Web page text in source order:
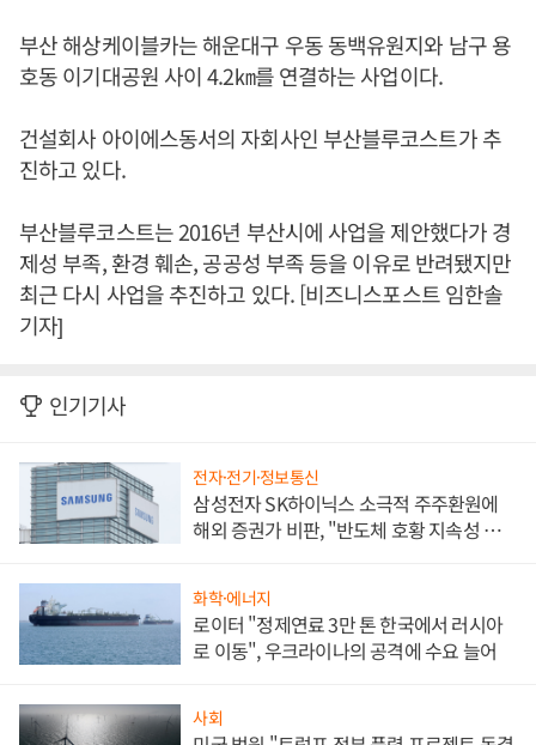
부산 해상케이블카는 해운대구 우동 동백유원지와 남구 용
호동 이기대공원 사이 4.2㎞를 연결하는 사업이다.
건설회사 아이에스동서의 자회사인 부산블루코스트가 추
진하고 있다.
부산블루코스트는 2016년 부산시에 사업을 제안했다가 경
제성 부족, 환경 훼손, 공공성 부족 등을 이유로 반려됐지만
최근 다시 사업을 추진하고 있다. [비즈니스포스트 임한솔
기자]
인기기사
전자·전기·정보통신
삼성전자 SK하이닉스 소극적 주주환원에
해외 증권가 비판, "반도체 호황 지속성 의
화학·에너지
로이터 "정제연료 3만 톤 한국에서 러시아
로 이동", 우크라이나의 공격에 수요 늘어
사회